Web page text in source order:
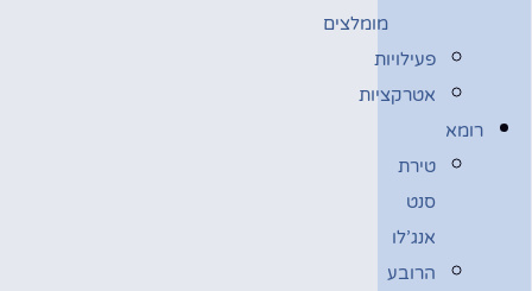
מומלצים
פעילויות
אטרקציות
רומא
טירת
סנט
אנג’לו
הרובע